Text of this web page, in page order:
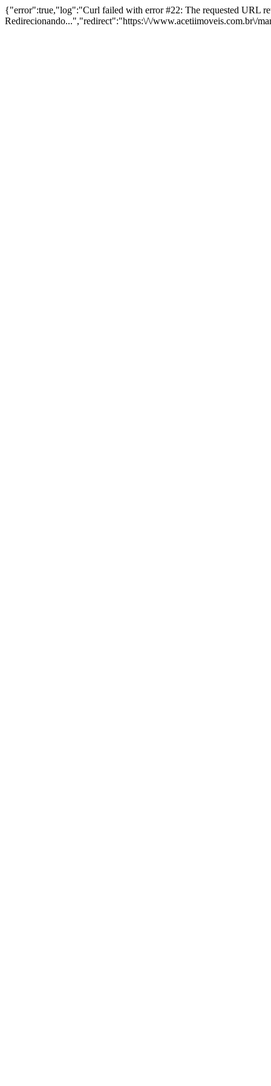
{"error":true,"log":"Curl failed with error #22: The requested URL
Redirecionando...","redirect":"https:\/\/www.acetiimoveis.com.br\/